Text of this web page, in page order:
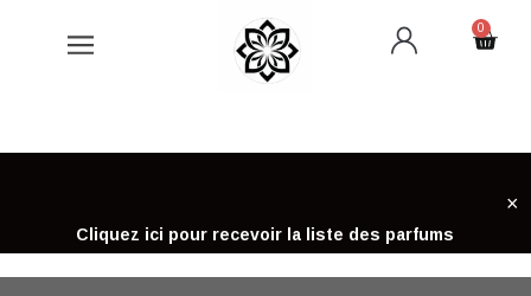
0
Cart
Cliquez ici pour recevoir la liste des parfums
×